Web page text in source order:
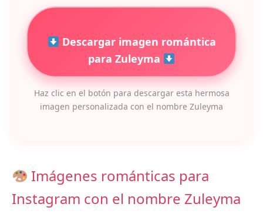
Descargar imagen romántica
para Zuleyma
Haz clic en el botón para descargar esta hermosa
imagen personalizada con el nombre Zuleyma
Imágenes románticas para
Instagram con el nombre Zuleyma